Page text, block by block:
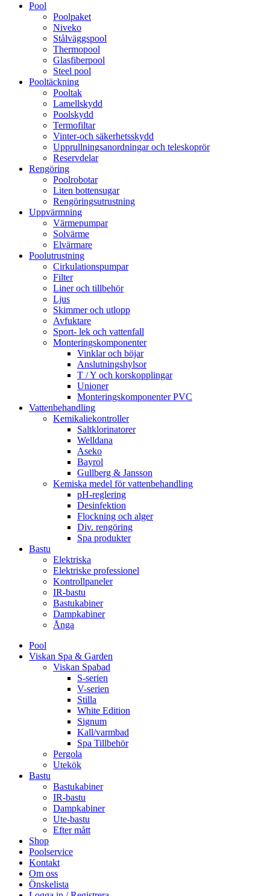
Pool
Poolpaket
Niveko
Stålväggspool
Thermopool
Glasfiberpool
Steel pool
Pooltäckning
Pooltak
Lamellskydd
Poolskydd
Termofiltar
Vinter-och säkerhetsskydd
Upprullningsanordningar och teleskoprör
Reservdelar
Rengöring
Poolrobotar
Liten bottensugar
Rengöringsutrustning
Uppvärmning
Värmepumpar
Solvärme
Elvärmare
Poolutrustning
Cirkulationspumpar
Filter
Liner och tillbehör
Ljus
Skimmer och utlopp
Avfuktare
Sport- lek och vattenfall
Monteringskomponenter
Vinklar och böjar
Anslutningshylsor
T / Y och korskopplingar
Unioner
Monteringskomponenter PVC
Vattenbehandling
Kemikaliekontroller
Saltklorinatorer
Welldana
Aseko
Bayrol
Gullberg & Jansson
Kemiska medel för vattenbehandling
pH-reglering
Desinfektion
Flockning och alger
Div. rengöring
Spa produkter
Bastu
Elektriska
Elektriske professionel
Kontrollpaneler
IR-bastu
Bastukabiner
Dampkabiner
Ånga
Pool
Viskan Spa & Garden
Viskan Spabad
S-serien
V-serien
Stilla
White Edition
Signum
Kall/varmbad
Spa Tillbehör
Pergola
Utekök
Bastu
Bastukabiner
IR-bastu
Dampkabiner
Ute-bastu
Efter mått
Shop
Poolservice
Kontakt
Om oss
Önskelista